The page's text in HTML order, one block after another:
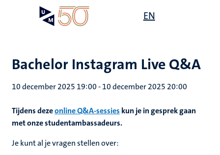
gaan
EN
Bachelor Instagram Live Q&A
10 december 2025 19:00-10 december 2025 20:00
Tijdens dezeonline Q&A-sessies kun je in gesprek gaan
met onze studentambassadeurs.
Je kunt al je vragen stellen over: